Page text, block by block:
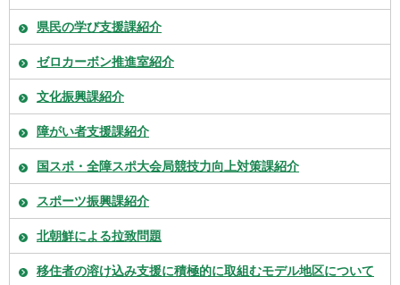
県民の学び支援課紹介
ゼロカーボン推進室紹介
文化振興課紹介
障がい者支援課紹介
国スポ・全障スポ大会局競技力向上対策課紹介
スポーツ振興課紹介
北朝鮮による拉致問題
移住者の溶け込み支援に積極的に取組むモデル地区について